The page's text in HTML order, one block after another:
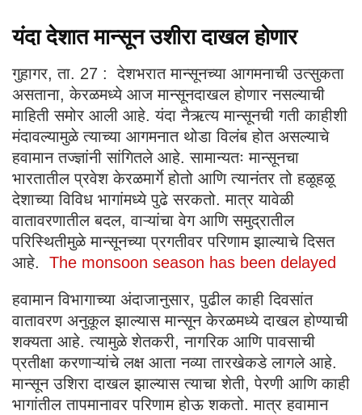
यंदा देशात मान्सून उशीरा दाखल होणार
गुहागर, ता. 27 : देशभरात मान्सूनच्या आगमनाची उत्सुकता
असताना, केरळमध्ये आज मान्सूनदाखल होणार नसल्याची
माहिती समोर आली आहे. यंदा नैऋत्य मान्सूनची गती काहीशी
मंदावल्यामुळे त्याच्या आगमनात थोडा विलंब होत असल्याचे
हवामान तज्ज्ञांनी सांगितले आहे. सामान्यतः मान्सूनचा
भारतातील प्रवेश केरळमार्गे होतो आणि त्यानंतर तो हळूहळू
देशाच्या विविध भागांमध्ये पुढे सरकतो. मात्र यावेळी
वातावरणातील बदल, वाऱ्यांचा वेग आणि समुद्रातील
परिस्थितीमुळे मान्सूनच्या प्रगतीवर परिणाम झाल्याचे दिसत
आहे. The monsoon season has been delayed
हवामान विभागाच्या अंदाजानुसार, पुढील काही दिवसांत
वातावरण अनुकूल झाल्यास मान्सून केरळमध्ये दाखल होण्याची
शक्यता आहे. त्यामुळे शेतकरी, नागरिक आणि पावसाची
प्रतीक्षा करणाऱ्यांचे लक्ष आता नव्या तारखेकडे लागले आहे.
मान्सून उशिरा दाखल झाल्यास त्याचा शेती, पेरणी आणि काही
भागांतील तापमानावर परिणाम होऊ शकतो. मात्र हवामान